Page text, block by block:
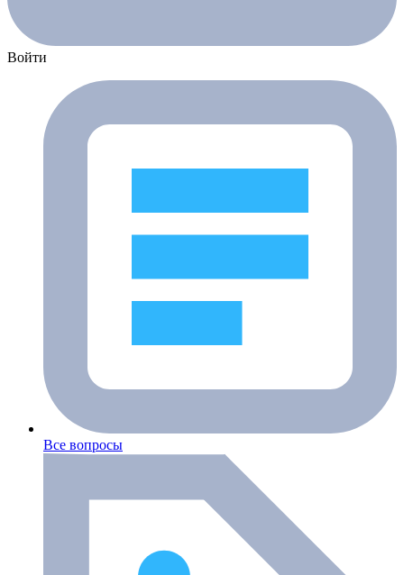
Войти
Все вопросы